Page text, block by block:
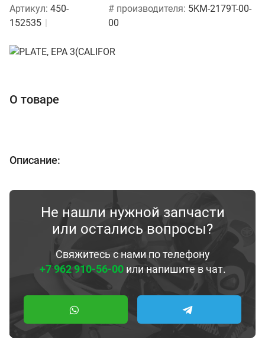
Артикул: 450-
152535
# производителя: 5KM-2179T-00-
00
О товаре
Описание:
Не нашли нужной запчасти
или остались вопросы?
Свяжитесь с нами по телефону
+7 962 910-56-00или напишите в чат.